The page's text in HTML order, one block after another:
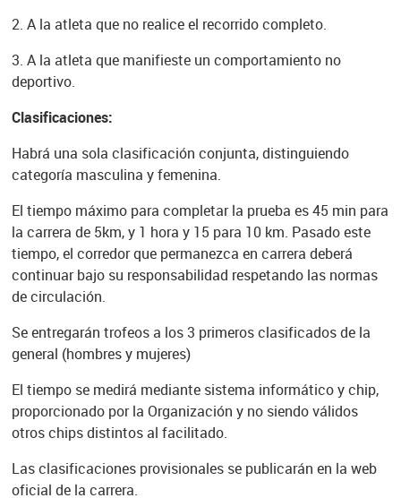
2. A la atleta que no realice el recorrido completo.
3. A la atleta que manifieste un comportamiento no
deportivo.
Clasificaciones:
Habrá una sola clasificación conjunta, distinguiendo
categoría masculina y femenina.
El tiempo máximo para completar la prueba es 45 min para
la carrera de 5km, y 1 hora y 15 para 10 km. Pasado este
tiempo, el corredor que permanezca en carrera deberá
continuar bajo su responsabilidad respetando las normas
de circulación.
Se entregarán trofeos a los 3 primeros clasificados de la
general (hombres y mujeres)
El tiempo se medirá mediante sistema informático y chip,
proporcionado por la Organización y no siendo válidos
otros chips distintos al facilitado.
Las clasificaciones provisionales se publicarán en la web
oficial de la carrera.